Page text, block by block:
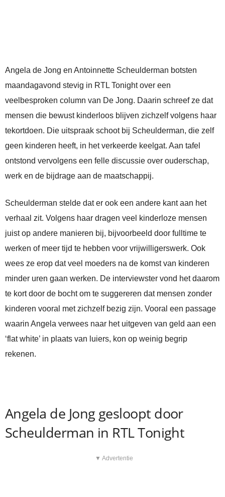
Angela de Jong en Antoinnette Scheulderman botsten
maandagavond stevig in RTL Tonight over een
veelbesproken column van De Jong. Daarin schreef ze dat
mensen die bewust kinderloos blijven zichzelf volgens haar
tekortdoen. Die uitspraak schoot bij Scheulderman, die zelf
geen kinderen heeft, in het verkeerde keelgat. Aan tafel
ontstond vervolgens een felle discussie over ouderschap,
werk en de bijdrage aan de maatschappij.
Scheulderman stelde dat er ook een andere kant aan het
verhaal zit. Volgens haar dragen veel kinderloze mensen
juist op andere manieren bij, bijvoorbeeld door fulltime te
werken of meer tijd te hebben voor vrijwilligerswerk. Ook
wees ze erop dat veel moeders na de komst van kinderen
minder uren gaan werken. De interviewster vond het daarom
te kort door de bocht om te suggereren dat mensen zonder
kinderen vooral met zichzelf bezig zijn. Vooral een passage
waarin Angela verwees naar het uitgeven van geld aan een
‘flat white’ in plaats van luiers, kon op weinig begrip
rekenen.
Angela de Jong gesloopt door
Scheulderman in RTL Tonight
▼ Advertentie